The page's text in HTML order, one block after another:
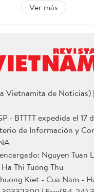
Ver más
Vietnamita de Noticias)
- BTTTT expedida el 17
de Información y
Nguyen Tuan
Thi Tuong Thu
Kiet - Cua Nam -